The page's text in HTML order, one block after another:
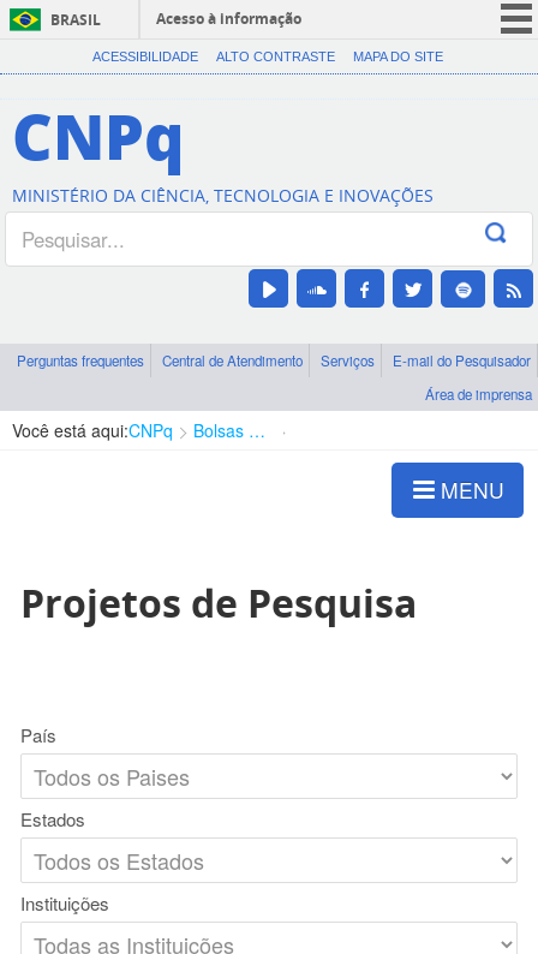
BRASIL
Acesso à informação
CORONAVÍRUS (COVID-19)
Canais
ACESSIBILIDADE ALTO CONTRASTE MAPA DO SITE
CNPq
MINISTÉRIO DA CIÊNCIA, TECNOLOGIA E INOVAÇÕES
Perguntas frequentes Central de Atendimento Serviços
E-mail do Pesquisador
Área de imprensa
Você está aqui:CNPq Bolsas e Auxílios Vigentes
MENU
Projetos de Pesquisa
País
Estados
Instituições